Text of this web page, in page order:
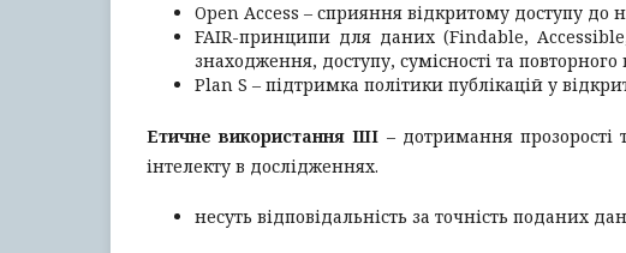
Open Access – сприяння відкритому доступу до
FAIR-принципи для даних (Findable,
знаходження, доступу, сумісності та
Plan S – підтримка політики публікацій у
Етичне використання ШІ – дотримання прозорості
інтелекту в дослідженнях.
несуть відповідальність за точність поданих